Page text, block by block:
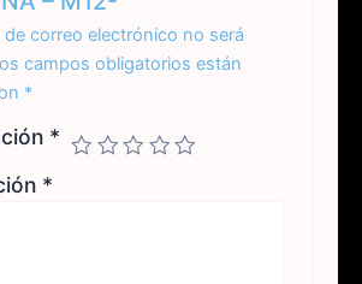
de correo electrónico no será
campos obligatorios están
*
*
*